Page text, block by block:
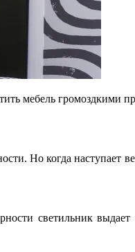
мебель громоздкими
Но когда наступает
светильник выдает